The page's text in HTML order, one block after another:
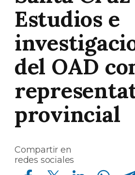
Estudios e
del OAD
provincial
Compartir en
redes sociales
Compartir en Facebook Compartir en Twitter Compartir en Linkedin Compartir en Whatsapp Compartir en Telegram